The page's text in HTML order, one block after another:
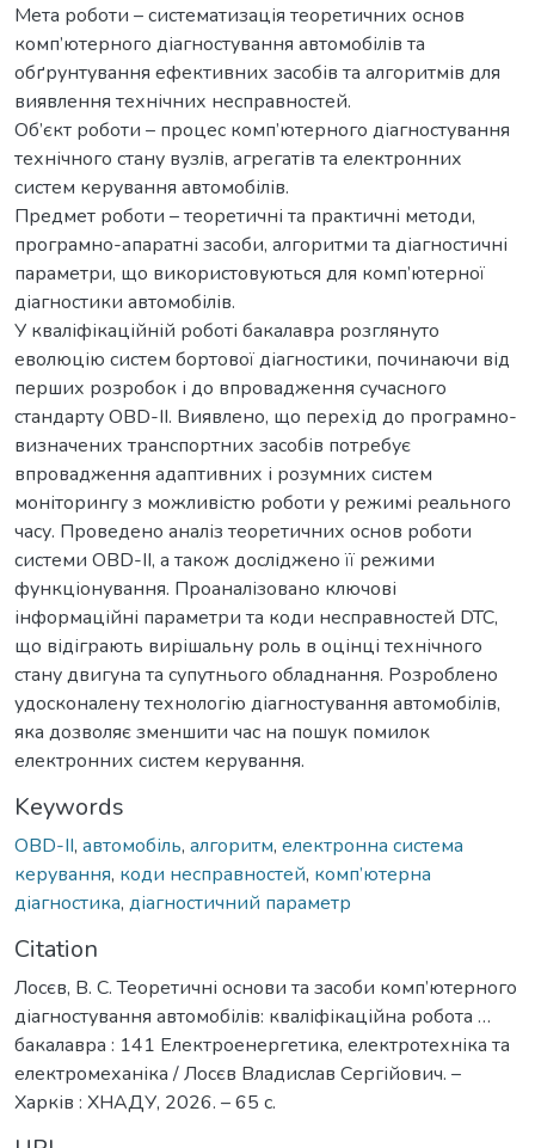
Мета роботи – систематизація теоретичних основ
комп’ютерного діагностування автомобілів та
обґрунтування ефективних засобів та алгоритмів для
виявлення технічних несправностей.
Об’єкт роботи – процес комп’ютерного діагностування
технічного стану вузлів, агрегатів та електронних
систем керування автомобілів.
Предмет роботи – теоретичні та практичні методи,
програмно-апаратні засоби, алгоритми та діагностичні
параметри, що використовуються для комп’ютерної
діагностики автомобілів.
У кваліфікаційній роботі бакалавра розглянуто
еволюцію систем бортової діагностики, починаючи від
перших розробок і до впровадження сучасного
стандарту OBD-II. Виявлено, що перехід до програмно-
визначених транспортних засобів потребує
впровадження адаптивних і розумних систем
моніторингу з можливістю роботи у режимі реального
часу. Проведено аналіз теоретичних основ роботи
системи OBD-II, а також досліджено її режими
функціонування. Проаналізовано ключові
інформаційні параметри та коди несправностей DTC,
що відіграють вирішальну роль в оцінці технічного
стану двигуна та супутнього обладнання. Розроблено
удосконалену технологію діагностування автомобілів,
яка дозволяє зменшити час на пошук помилок
електронних систем керування.
Keywords
OBD-II, автомобіль, алгоритм, електронна система
керування, коди несправностей, комп’ютерна
діагностика, діагностичний параметр
Citation
Лосєв, В. С. Теоретичні основи та засоби комп’ютерного
діагностування автомобілів: кваліфікаційна робота …
бакалавра : 141 Електроенергетика, електротехніка та
електромеханіка / Лосєв Владислав Сергійович. –
Харків : ХНАДУ, 2026. – 65 с.